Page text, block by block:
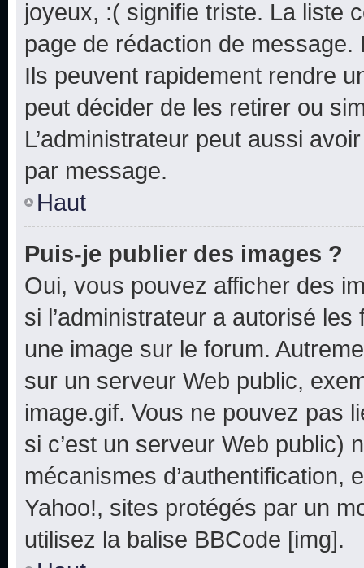
joyeux, :( signifie triste. La liste
page de rédaction de
Ils peuvent rapidement rendre
peut décider de les retirer ou
L’administrateur peut aussi
par message.
Haut
Puis-je publier des images ?
Oui, vous pouvez afficher des
si l’administrateur a autorisé
une image sur le forum.
sur un serveur Web public,
image.gif. Vous ne pouvez pas
si c’est un serveur Web public)
mécanismes d’authentification,
Yahoo!, sites protégés par un
utilisez la balise BBCode [img].